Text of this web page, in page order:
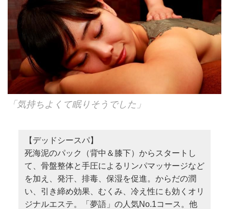
「気持ちよくて眠りそうでした」
【デッドシースパ】
死海泥のパック（背中＆膝下）からスタートし
て、骨盤整体と手圧によるリンパマッサージなど
を加え、発汗、排毒、保湿を促進。からだの潤
い、引き締め効果、むくみ、冷え性にも効くオリ
ジナルエステ。「夢語」の人気No.1コース。他